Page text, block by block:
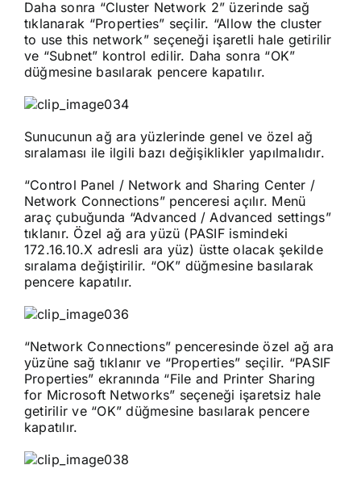
Daha sonra “Cluster Network 2” üzerinde sağ
tıklanarak “Properties” seçilir. “Allow the cluster
to use this network” seçeneği işaretli hale getirilir
ve “Subnet” kontrol edilir. Daha sonra “OK”
düğmesine basılarak pencere kapatılır.
Sunucunun ağ ara yüzlerinde genel ve özel ağ
sıralaması ile ilgili bazı değişiklikler yapılmalıdır.
“Control Panel / Network and Sharing Center /
Network Connections” penceresi açılır. Menü
araç çubuğunda “Advanced / Advanced settings”
tıklanır. Özel ağ ara yüzü (PASIF ismindeki
172.16.10.X adresli ara yüz) üstte olacak şekilde
sıralama değiştirilir. “OK” düğmesine basılarak
pencere kapatılır.
“Network Connections” penceresinde özel ağ ara
yüzüne sağ tıklanır ve “Properties” seçilir. “PASIF
Properties” ekranında “File and Printer Sharing
for Microsoft Networks” seçeneği işaretsiz hale
getirilir ve “OK” düğmesine basılarak pencere
kapatılır.